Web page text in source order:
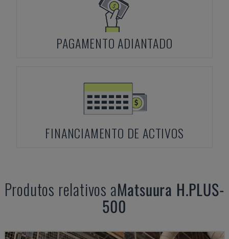
PAGAMENTO ADIANTADO
FINANCIAMENTO DE ACTIVOS
Produtos relativos aMatsuura H.PLUS-
500